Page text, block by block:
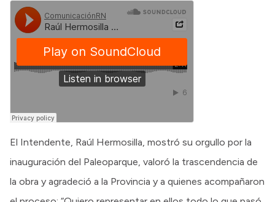
El Intendente, Raúl Hermosilla, mostró su orgullo por la
inauguración del Paleoparque, valoró la trascendencia de
la obra y agradeció a la Provincia y a quienes acompañaron